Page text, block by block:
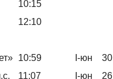
10:15
12:10
10:59 І-юн 30
11:07 І-юн 26